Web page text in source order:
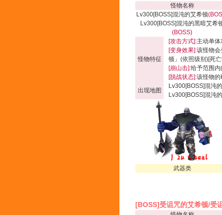
怪物名称
Lv300[BOSS]混沌的艾希顿
Lv300[BOSS]混沌的黑暗艾希
(BOSS)
怪物特征
[攻击方式]:主动单体
[变身效果]:该怪物会
顿 」(依照级别)[死
[崩山击]:给予范围
[脱战状态]:该怪物
出现地图
Lv300[BOSS]混沌
Lv300[BOSS]混沌
武器类
[BOSS]受诅咒的艾希顿/受